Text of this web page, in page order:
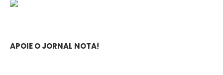
APOIE O JORNAL NOTA!